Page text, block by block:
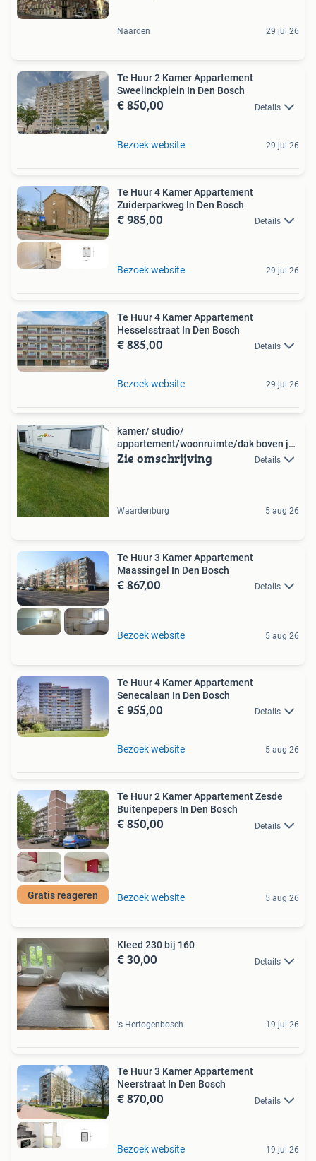
Naarden 29 jul 26
Te Huur 2 Kamer Appartement
Sweelinckplein In Den Bosch
€ 850,00 Details
Bezoek website 29 jul 26
Te Huur 4 Kamer Appartement
Zuiderparkweg In Den Bosch
€ 985,00 Details
Bezoek website 29 jul 26
Te Huur 4 Kamer Appartement
Hesselsstraat In Den Bosch
€ 885,00 Details
Bezoek website 29 jul 26
kamer/ studio/
appartement/woonruimte/dak boven je
hoofd
Zie omschrijving Details
Waardenburg 5 aug 26
Te Huur 3 Kamer Appartement
Maassingel In Den Bosch
€ 867,00 Details
Bezoek website 5 aug 26
Te Huur 4 Kamer Appartement
Senecalaan In Den Bosch
€ 955,00 Details
Bezoek website 5 aug 26
Gratis reageren
Te Huur 2 Kamer Appartement Zesde
Buitenpepers In Den Bosch
€ 850,00 Details
Bezoek website 5 aug 26
Kleed 230 bij 160
€ 30,00 Details
's-Hertogenbosch 19 jul 26
Te Huur 3 Kamer Appartement
Neerstraat In Den Bosch
€ 870,00 Details
Bezoek website 19 jul 26